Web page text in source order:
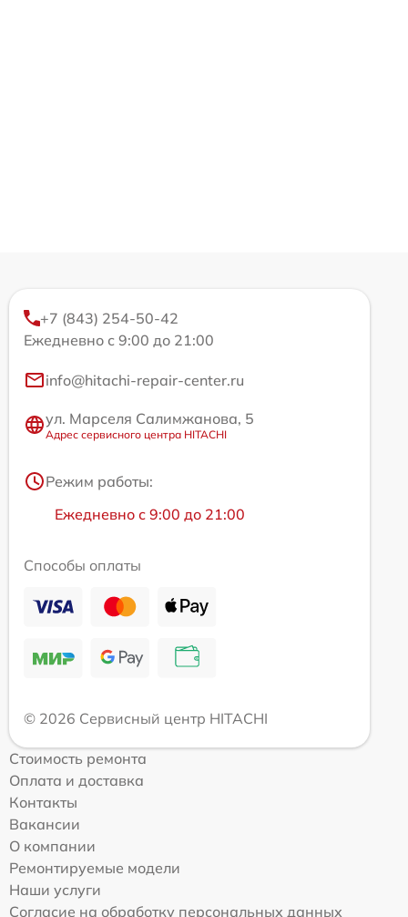
+7 (843) 254-50-42
Ежедневно с 9:00 до 21:00
info@hitachi-repair-center.ru
ул. Марселя Салимжанова, 5
Адрес сервисного центра HITACHI
Режим работы:
Ежедневно с 9:00 до 21:00
Способы оплаты
© 2026 Сервисный центр HITACHI
Стоимость ремонта
Оплата и доставка
Контакты
Вакансии
О компании
Ремонтируемые модели
Наши услуги
Согласие на обработку персональных данных